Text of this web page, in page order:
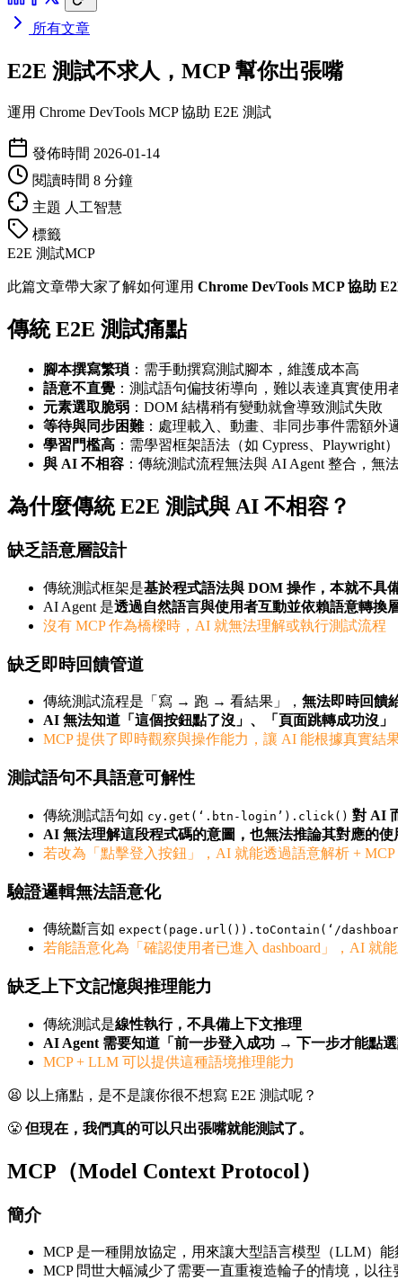
所有文章
E2E 測試不求人，MCP 幫你出張嘴
運用 Chrome DevTools MCP 協助 E2E 測試
發佈時間 2026-01-14
閱讀時間 8 分鐘
主題 人工智慧
標籤
E2E 測試MCP
此篇文章帶大家了解如何運用 Chrome DevTools MCP 協助
傳統 E2E 測試痛點
腳本撰寫繁瑣 ：需手動撰寫測試腳本，維護成本高
語意不直覺 ：測試語句偏技術導向，難以表達真實使用
元素選取脆弱 ：DOM 結構稍有變動就會導致測試失敗
等待與同步困難：處理載入、動畫、非同步事件需額外
學習門檻高 ：需學習框架語法（如 Cypress、Playwright
與 AI 不相容 ：傳統測試流程無法與 AI Agent 整合，無
為什麼傳統 E2E 測試與 AI 不相容？
缺乏語意層設計
傳統測試框架是基於程式語法與 DOM 操作，本就不具
AI Agent 是透過自然語言與使用者互動並依賴語意轉換
沒有 MCP 作為橋樑時，AI 就無法理解或執行測試流程
缺乏即時回饋管道
傳統測試流程是「寫 → 跑 → 看結果」， 無法即時回饋
AI 無法知道「這個按鈕點了沒」、「頁面跳轉成功沒
MCP 提供了即時觀察與操作能力，讓 AI 能根據真實結
測試語句不具語意可解性
傳統測試語句如 cy.get(‘.btn-login’).click() 對 AI
AI 無法理解這段程式碼的意圖，也無法推論其對應的使
若改為「點擊登入按鈕」，AI 就能透過語意解析 +
驗證邏輯無法語意化
傳統斷言如 expect(page.url()).toContain(‘/
若能語意化為「確認使用者已進入 dashboard」，AI 就
缺乏上下文記憶與推理能力
傳統測試是線性執行，不具備上下文推理
AI Agent 需要知道「前一步登入成功 → 下一步才能點
MCP + LLM 可以提供這種語境推理能力
😫 以上痛點，是不是讓你很不想寫 E2E 測試呢？
😤 但現在，我們真的可以只出張嘴就能測試了。
MCP（Model Context Protocol）
簡介
MCP 是一種開放協定，用來讓大型語言模型（LLM）能
MCP 問世大幅減少了需要一直重複造輪子的情境，以